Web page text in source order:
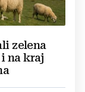
zelena
na kraj